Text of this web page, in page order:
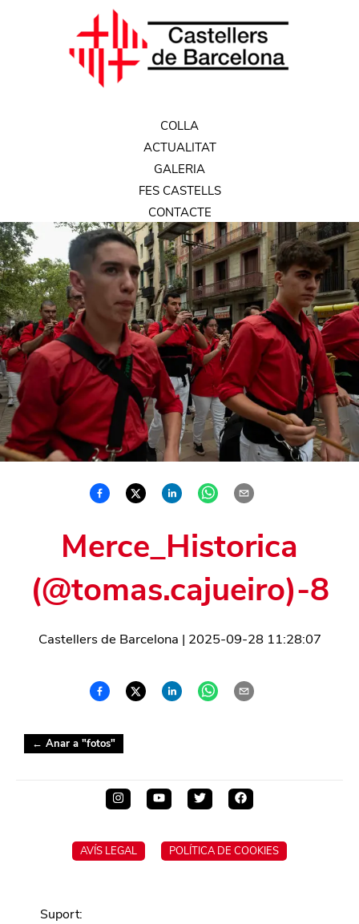
COLLA
ACTUALITAT
GALERIA
FES CASTELLS
CONTACTE
Merce_Historica
(@tomas.cajueiro)-8
Castellers de Barcelona | 2025-09-28 11:28:07
← Anar a "fotos"
AVÍS LEGAL POLÍTICA DE COOKIES
Suport: